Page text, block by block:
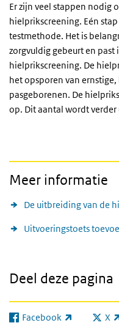
Er zijn veel stappen nodig
hielprikscreening. Eén
testmethode. Het is
zorgvuldig gebeurt en past
hielprikscreening. De
het opsporen van
pasgeborenen. De
op. Dit aantal wordt
Meer informatie
De uitbreiding van de
Uitvoeringstoets
Deel deze pagina
Facebook
(externe link) X